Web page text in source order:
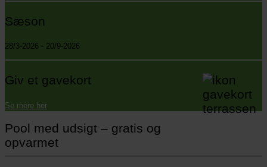
Sæson
28/3-2026 - 20/9-2026
Giv et gavekort
Se mere her
Pool med udsigt – gratis og
opvarmet